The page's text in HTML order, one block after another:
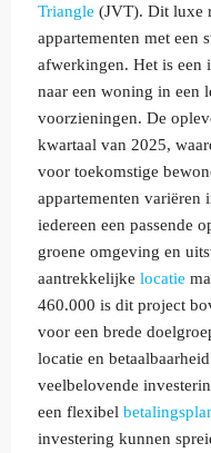
Triangle (JVT). Dit luxe
appartementen met een
afwerkingen. Het is een
naar een woning in een
voorzieningen. De
kwartaal van 2025,
voor toekomstige
appartementen variëren
iedereen een passende
groene omgeving en
aantrekkelijke locatie
460.000 is dit project
voor een brede
locatie en
veelbelovende
een flexibel
investering kunnen